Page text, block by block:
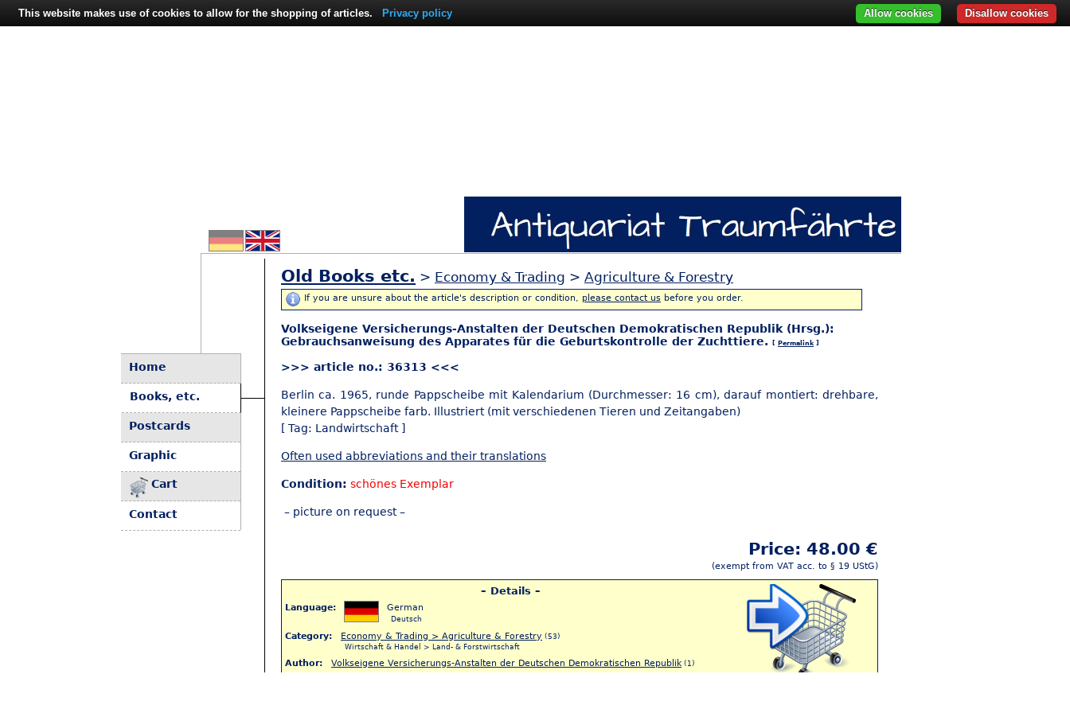
Home
Books, etc.
Postcards
Graphic
Cart
Contact
Old Books etc. > Economy & Trading > Agriculture & Forestry
If you are unsure about the article's description or condition, please contact us before you order.
Volkseigene Versicherungs-Anstalten der Deutschen Demokratischen Republik (Hrsg.):
Gebrauchsanweisung des Apparates für die Geburtskontrolle der Zuchttiere.
[ Permalink]
>>> article no.: 36313 <<<
Berlin ca. 1965, runde Pappscheibe mit Kalendarium (Durchmesser: 16 cm), darauf montiert: drehbare,
kleinere Pappscheibe farb. Illustriert (mit verschiedenen Tieren und Zeitangaben)
[ Tag: Landwirtschaft ]
Often used abbreviations and their translations
Condition: schönes Exemplar
– picture on request –
Price: 48.00 €
(exempt from VAT acc. to § 19 UStG)
– Details –
Language: German
Deutsch
Category: Economy & Trading > Agriculture & Forestry (53)
Wirtschaft & Handel > Land- & Forstwirtschaft
Author: Volkseigene Versicherungs-Anstalten der Deutschen Demokratischen Republik (1)
This website makes use of cookies to allow for the shopping of articles. Privacy policy Disallow cookies
Allow cookies